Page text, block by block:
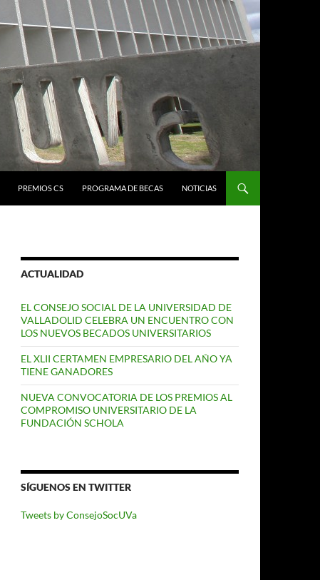
PREMIOS CS PROGRAMA DE BECAS NOTICIAS
ACTUALIDAD
EL CONSEJO SOCIAL DE LA UNIVERSIDAD DE
VALLADOLID CELEBRA UN ENCUENTRO CON
LOS NUEVOS BECADOS UNIVERSITARIOS
EL XLII CERTAMEN EMPRESARIO DEL AÑO YA
TIENE GANADORES
NUEVA CONVOCATORIA DE LOS PREMIOS AL
COMPROMISO UNIVERSITARIO DE LA
FUNDACIÓN SCHOLA
SÍGUENOS EN TWITTER
Tweets by ConsejoSocUVa